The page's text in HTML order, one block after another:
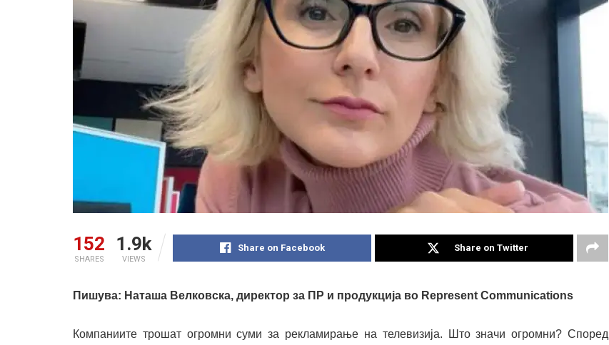
152
SHARES
1.9k
VIEWS
Share on Facebook Share on Twitter
Пишува: Наташа Велковска, директор за ПР и продукција во Represent Communications
Компаниите трошат огромни суми за рекламирање на телевизија. Што значи огромни? Според